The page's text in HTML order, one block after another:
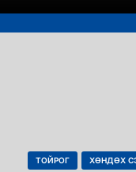
ТОЙРОГ ХӨНДӨХ